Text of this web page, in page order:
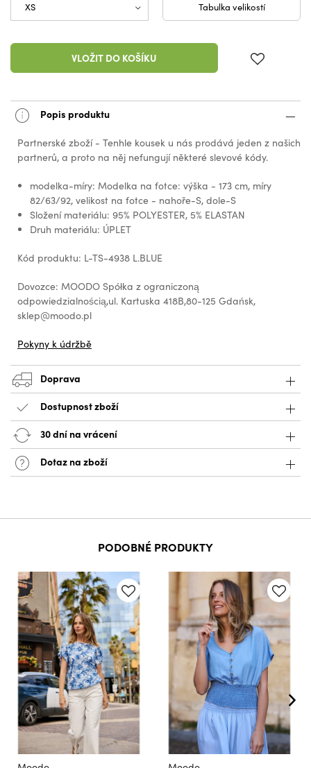
Tabulka velikostí
VLOŽIT DO KOŠÍKU
Popis produktu
Partnerské zboží - Tenhle kousek u nás prodává jeden z našich
partnerů, a proto na něj nefungují některé slevové kódy.
modelka-míry: Modelka na fotce: výška - 173 cm, míry
82/63/92, velikost na fotce - nahoře-S, dole-S
Složení materiálu: 95% POLYESTER, 5% ELASTAN
Druh materiálu: ÚPLET
Kód produktu: L-TS-4938 L.BLUE
Dovozce: MOODO Spółka z ograniczoną
odpowiedzialnością,ul. Kartuska 418B,80-125 Gdańsk,
sklep@moodo.pl
Pokyny k údržbě
Doprava
Dostupnost zboží
30 dní na vrácení
Dotaz na zboží
PODOBNÉ PRODUKTY